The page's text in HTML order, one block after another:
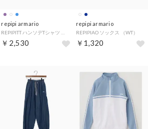
repipi armario
￥2,530
repipi armario
REPIPIAO ソックス （WT）
￥1,320